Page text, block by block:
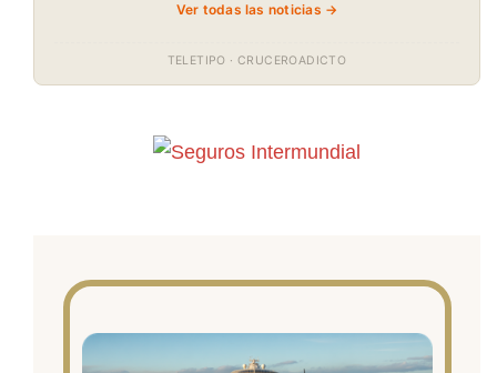
Ver todas las noticias →
TELETIPO · CRUCEROADICTO